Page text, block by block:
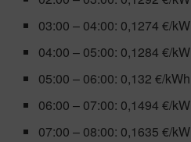
03:00 – 04:00: 0,1274 €/
04:00 – 05:00: 0,1284 €/
05:00 – 06:00: 0,132 €/kWh
06:00 – 07:00: 0,1494 €/
07:00 – 08:00: 0,1635 €/